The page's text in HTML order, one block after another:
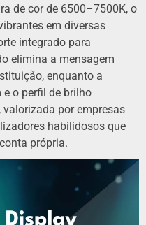
de cor de 6500–7500K, o
em diversas
integrado para
elimina a mensagem
enquanto a
o perfil de brilho
por empresas
habilidosos que
própria.